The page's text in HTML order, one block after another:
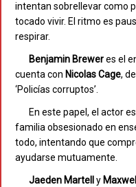
intentan sobrellevar como
tocado vivir. El ritmo es
respirar.
Benjamin Breweres el
cuenta con NicolasCage,
‘Policías corruptos’.
En este papel, el actor
familia obsesionado en
todo, intentando que
ayudarse mutuamente.
Jaeden Martell y Maxwell